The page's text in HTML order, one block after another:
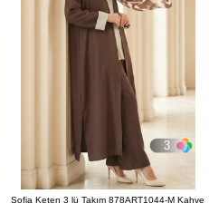
3
Sofia Keten 3 lü Takım 878ART1044-M Kahve